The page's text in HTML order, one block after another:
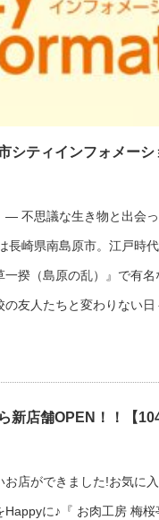
シティインフォメーシ
― 不思議な生き物と出会
長崎県南島原市。江戸時
一揆（島原の乱）』で有
の友人たちと変わりない
新店舗OPEN！！【104
お店ができました!お気に
Happyに♪『 お肉工房 梅桜